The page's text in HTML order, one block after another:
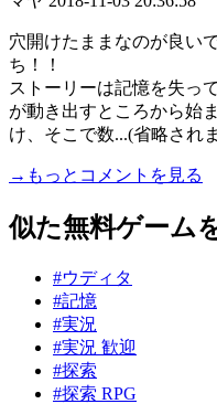
穴開けたままなのが良い
ち！！
ストーリーは記憶を失っ
が動き出すところから始
け、そこで数...(省略され
→もっとコメントを見る
似た無料ゲーム
#ウディタ
#記憶
#実況
#実況 歓迎
#探索
#探索 RPG